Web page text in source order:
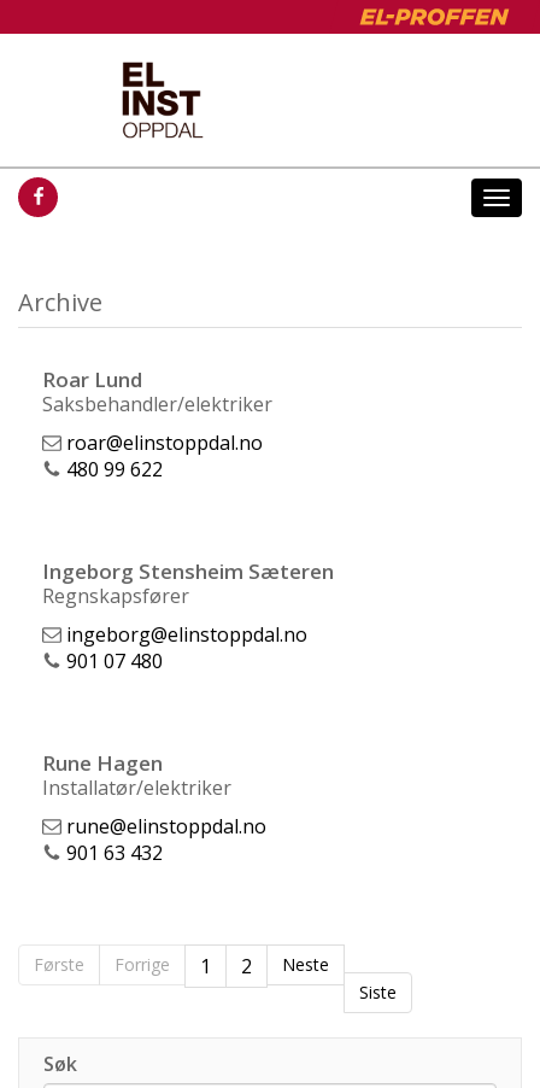
Archive
Roar Lund
Saksbehandler/elektriker
roar@elinstoppdal.no
480 99 622
Ingeborg Stensheim Sæteren
Regnskapsfører
ingeborg@elinstoppdal.no
901 07 480
Rune Hagen
Installatør/elektriker
rune@elinstoppdal.no
901 63 432
Første Forrige 1 2
Neste
Siste
Søk